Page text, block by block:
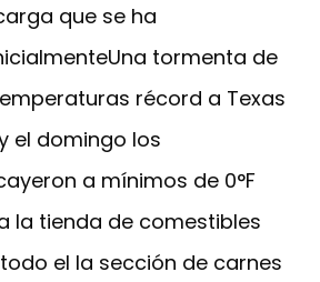
que se ha
tormenta de
récord a Texas
el domingo los
a mínimos de 0°F
la tienda de comestibles
el la sección de carnes